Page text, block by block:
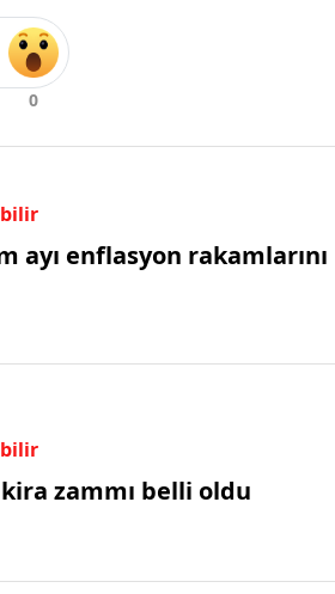
ayı enflasyon rakamlarını
kira zammı belli oldu